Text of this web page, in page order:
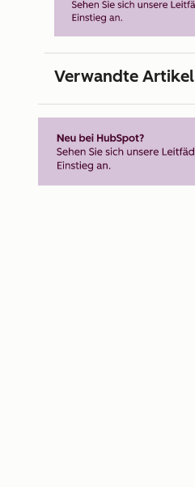
Verwandte Artikel